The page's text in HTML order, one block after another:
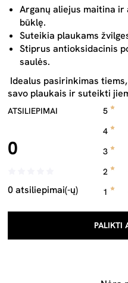
Arganų aliejus maitina
būklę.
Suteikia plaukams
Stiprus antioksidacinis
saulės.
Idealus pasirinkimas
savo plaukais ir suteikti
ATSILIEPIMAI
0
0 atsiliepimai(-ų)
5
4
3
2
1
PALIKTI